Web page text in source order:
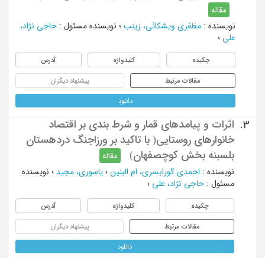
مقاله
نویسنده : مظفری ویشکائی، زینب ؛ نویسنده مسئول : حاجی نژاد،
علی ؛
چکیده کلیدواژه آدرس
مقالات مرتبط پیشنهاد دیگران
دانلود
3.
اثرات و پیامدهای قمار و شرط بندی بر اقتصاد
خانوارهای روستایی( با تاکید بر ورزاجنگ دردهستان
بلسبنه بخش کوچصفهان)
مقاله
نویسنده : احمدی گورابسری، ام البنین ؛ یاسوری، مجید ؛ نویسنده
مسئول : حاجی نژاد، علی ؛
چکیده کلیدواژه آدرس
مقالات مرتبط پیشنهاد دیگران
دانلود